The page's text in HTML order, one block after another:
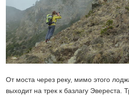
От моста через реку, мимо этого
выходит на трек к базлагу Эвереста.